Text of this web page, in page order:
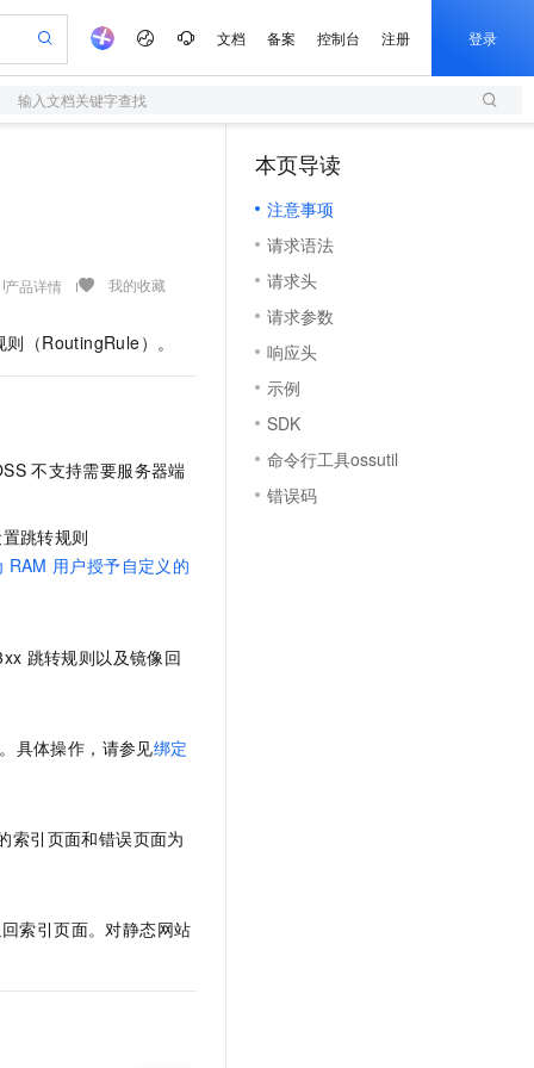
文档 备案 控制台 注册 登录
输入文档关键字查找
产品详情 我的收藏
（RoutingRule）。
不支持需要服务器端
跳转规则
RAM 用户授予自定义的
跳转规则以及镜像回
具体操作，请参见绑定
索引页面和错误页面为
索引页面。对静态网站
本页导读
注意事项
请求语法
请求头
请求参数
响应头
示例
SDK
命令行工具ossutil
错误码
平台百炼
然，细节丰富
语音识别与合成
Qwen3-TTS-Flash
全托管，含MySQL、PostgreSQL、SQL Server、MariaDB多引擎
能体编程平台
轻量应用服务器
数字证书管理服务（原SSL证书）
实现全站HTTPS，呈现可信的WEB访问
短信服务
大数据开发治理平台 DataWorks
V4-Pro
专属 QwenPaw
从聊天伙伴进化为能主动干活的本地数字员工
一句话生成原生可编辑精美 PPT 文稿
输入一句话想法, 轻松生成专业的 PPT
一键部署幻兽帕鲁游戏服务器
一键购买专属联机服务器，轻松开启游戏
漫剧工坊：一站式动画创作平台
快速生产连贯的高质量长漫剧
10 分钟搭建微信、支付宝小程序
高效部署网站，快速应用到小程序
创作，一键激活电商全链路生产力
成，高效打造优质广告素材
激活高效办公新体验
别商机，让客服更高效、服务更出色。
AI 活动
AI 生产力先锋
先锋实践拓展 AI 生产力的边界
飞天发布时刻
所见，即是所愿
AI 实训营
从基础到进阶，Agent 创客手把手教你
创新加速
覆盖90%+业务场景，专享组合折扣价
阿里云 OPC 创新助力计划
Token 补贴，五大权
益加速 OPC 成功
专业服务
公司注册
上云迁移
代维服务
计划 服务伙伴合作计划
Al MaaS 服务伙伴赋能合作
伙伴信用分合作计划
更多支持
合作伙伴培训与认证
查询合作伙伴
登录合作伙伴管理后台
开发者社区
镜像站
我要反馈
我要建议
我要投诉
加入我们
校园招聘